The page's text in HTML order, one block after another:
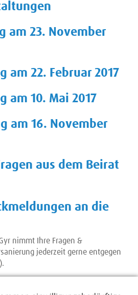
am 23. November
am 22. Februar 2017
am 10. Mai 2017
am 16. November
aus dem Beirat
an die
nimmt Ihre Fragen &
jederzeit gerne entgegen
).